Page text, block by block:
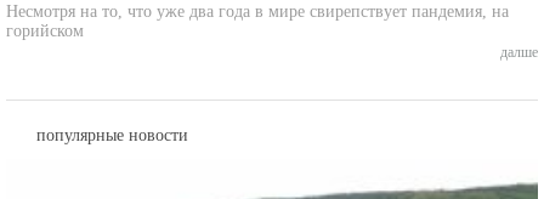
Несмотря на то, что уже два года в мире свирепствует пандемия, на
горийском
далше
популярные новости